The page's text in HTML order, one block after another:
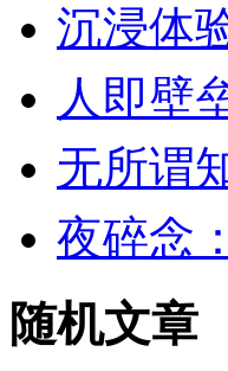
沉浸体
人即壁
无所谓
夜碎念
随机文章